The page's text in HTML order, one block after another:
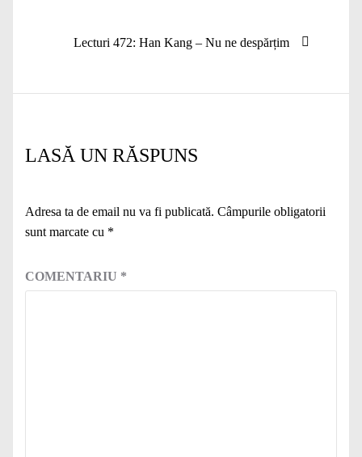
Articolul
Lecturi 472: Han Kang – Nu ne despărțim
LASĂ UN RĂSPUNS
Adresa ta de email nu va fi publicată. Câmpurile obligatorii
sunt marcate cu *
COMENTARIU *